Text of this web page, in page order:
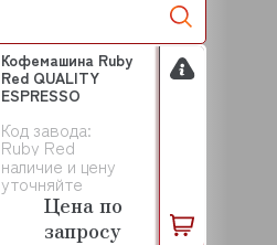
Код завода:
Ruby Red
наличие и цену
уточняйте
Кофемашина Ruby
Red QUALITY
ESPRESSO
Цена по
запросу